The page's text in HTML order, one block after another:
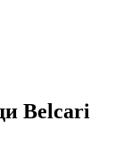
Belcari